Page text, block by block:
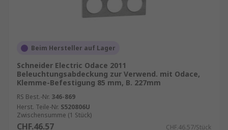
Beim Hersteller auf Lager
Schneider Electric Odace 2011
Beleuchtungsabdeckung zur Verwend. mit Odace,
Klemme-Befestigung 85 mm, B. 227mm
RS Best.-Nr. 346-869
Herst. Teile-Nr. S520806U
Zwischensumme (1 Stück)
CHF.46.57 CHF.46.57/Stück